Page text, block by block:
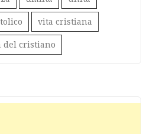
vita cristiana
del cristiano